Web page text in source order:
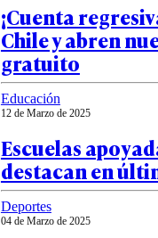
¡Cuenta
Chile y abren
gratuito
Educación
12 de Marzo de 2025
Escuelas
destacan en
Deportes
04 de Marzo de 2025